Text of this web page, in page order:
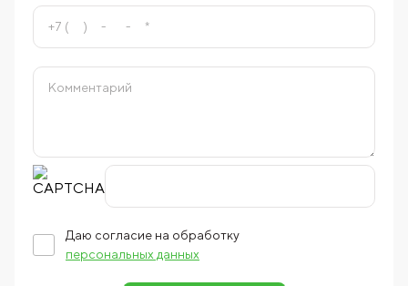
Даю согласие на обработку
персональных данных